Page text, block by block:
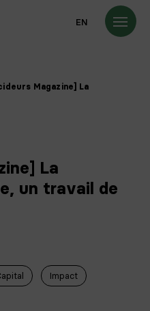
EN
Magazine] La
La
un travail de
Impact